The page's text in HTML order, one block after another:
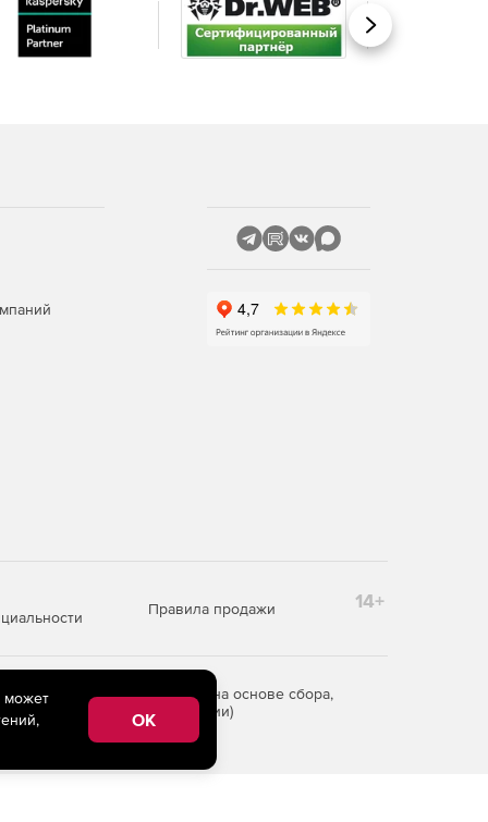
Вперед
Правила продажи 14+
информации на основе сбора,
Российской Федерации)
может
OK